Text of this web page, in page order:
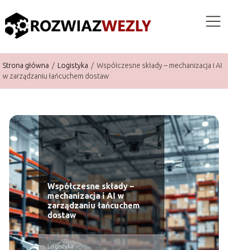
Strona główna / Logistyka / Współczesne składy – mechanizacja i AI
w zarządzaniu łańcuchem dostaw
Współczesne składy –
mechanizacja i AI w
zarządzaniu łańcuchem
dostaw
Logistyka